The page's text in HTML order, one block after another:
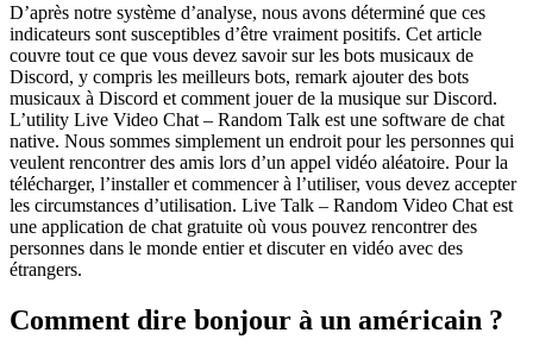
D’après notre système d’analyse, nous avons déterminé que ces
indicateurs sont susceptibles d’être vraiment positifs. Cet article
couvre tout ce que vous devez savoir sur les bots musicaux de
Discord, y compris les meilleurs bots, remark ajouter des bots
musicaux à Discord et comment jouer de la musique sur Discord.
L’utility Live Video Chat – Random Talk est une software de chat
native. Nous sommes simplement un endroit pour les personnes qui
veulent rencontrer des amis lors d’un appel vidéo aléatoire. Pour la
télécharger, l’installer et commencer à l’utiliser, vous devez accepter
les circumstances d’utilisation. Live Talk – Random Video Chat est
une application de chat gratuite où vous pouvez rencontrer des
personnes dans le monde entier et discuter en vidéo avec des
étrangers.
Comment dire bonjour à un américain ?